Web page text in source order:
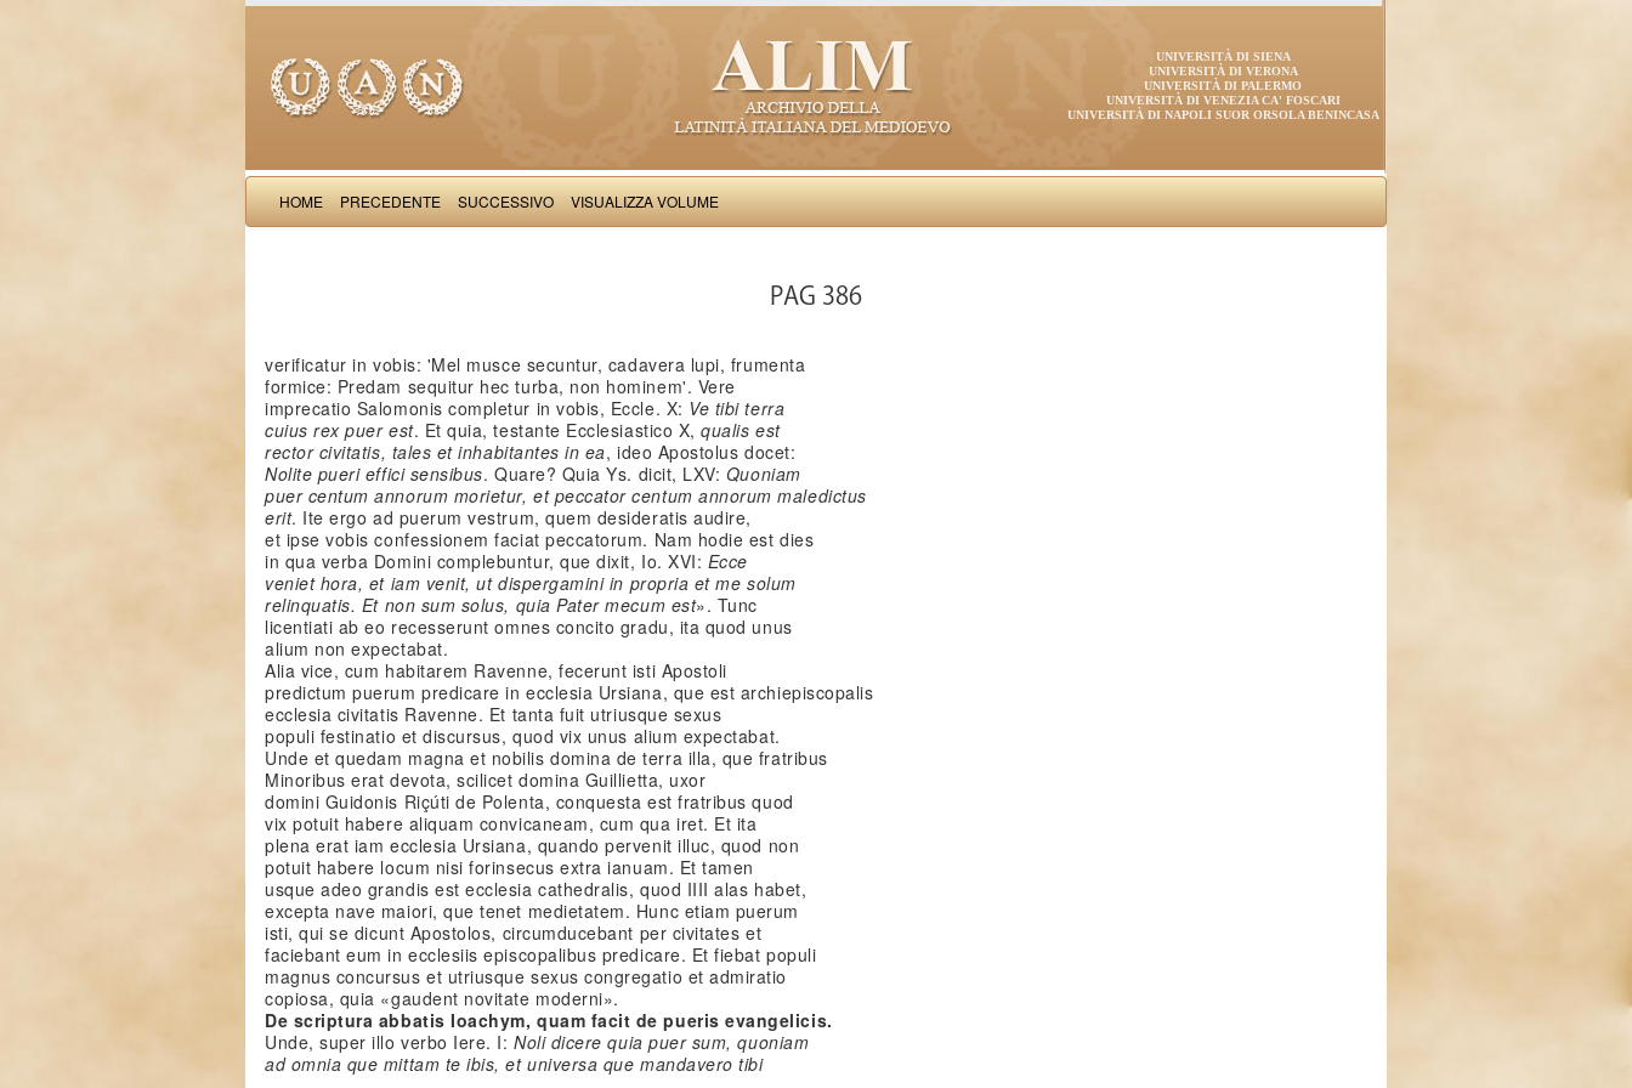
UNIVERSITÀ DI SIENA
UNIVERSITÀ DI VERONA
UNIVERSITÀ DI PALERMO
UNIVERSITÀ DI VENEZIA CA' FOSCARI
UNIVERSITÀ DI NAPOLI SUOR ORSOLA BENINCASA
HOME PRECEDENTE SUCCESSIVO VISUALIZZA VOLUME
PAG 386
verificatur in vobis: 'Mel musce secuntur, cadavera lupi, frumenta
formice: Predam sequitur hec turba, non hominem'. Vere
imprecatio Salomonis completur in vobis, Eccle. X: Ve tibi terra
cuius rex puer est. Et quia, testante Ecclesiastico X,qualis est
rector civitatis, tales et inhabitantes in ea, ideo Apostolus docet:
Nolite pueri effici sensibus. Quare? Quia Ys. dicit, LXV: Quoniam
puer centum annorum morietur, et peccator centum annorum maledictus
erit. Ite ergo ad puerum vestrum, quem desideratis audire,
et ipse vobis confessionem faciat peccatorum. Nam hodie est dies
in qua verba Domini complebuntur, que dixit, Io. XVI: Ecce
veniet hora, et iam venit, ut dispergamini in propria et me solum
relinquatis. Et non sum solus, quia Pater mecum est». Tunc
licentiati ab eo recesserunt omnes concito gradu, ita quod unus
alium non expectabat.
Alia vice, cum habitarem Ravenne, fecerunt isti Apostoli
predictum puerum predicare in ecclesia Ursiana, que est archiepiscopalis
ecclesia civitatis Ravenne. Et tanta fuit utriusque sexus
populi festinatio et discursus, quod vix unus alium expectabat.
Unde et quedam magna et nobilis domina de terra illa, que fratribus
Minoribus erat devota, scilicet domina Guillietta, uxor
domini Guidonis Riçúti de Polenta, conquesta est fratribus quod
vix potuit habere aliquam convicaneam, cum qua iret. Et ita
plena erat iam ecclesia Ursiana, quando pervenit illuc, quod non
potuit habere locum nisi forinsecus extra ianuam. Et tamen
usque adeo grandis est ecclesia cathedralis, quod IIII alas habet,
excepta nave maiori, que tenet medietatem. Hunc etiam puerum
isti, qui se dicunt Apostolos, circumducebant per civitates et
faciebant eum in ecclesiis episcopalibus predicare. Et fiebat populi
magnus concursus et utriusque sexus congregatio et admiratio
copiosa, quia «gaudent novitate moderni».
De scriptura abbatis Ioachym, quam facit de pueris evangelicis.
Unde, super illo verbo Iere. I:Noli dicere quia puer sum, quoniam
ad omnia que mittam te ibis, et universa que mandavero tibi